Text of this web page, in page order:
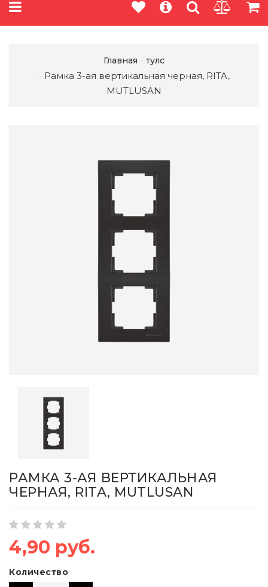
Главная тулс
Рамка 3-ая вертикальная черная, RITA,
MUTLUSAN
РАМКА 3-АЯ ВЕРТИКАЛЬНАЯ
ЧЕРНАЯ, RITA, MUTLUSAN
4,90 руб.
Количество